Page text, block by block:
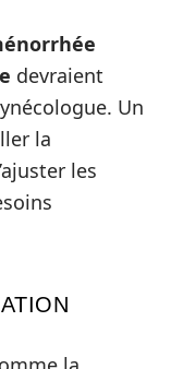
devraient
Un
la
les